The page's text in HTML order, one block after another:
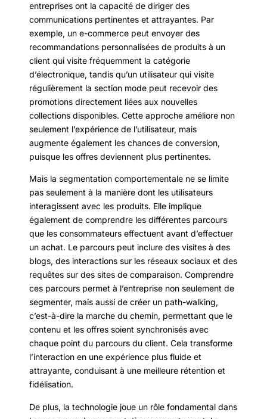
entreprises ont la capacité de diriger des
communications pertinentes et attrayantes. Par
exemple, un e-commerce peut envoyer des
recommandations personnalisées de produits à un
client qui visite fréquemment la catégorie
d’électronique, tandis qu’un utilisateur qui visite
régulièrement la section mode peut recevoir des
promotions directement liées aux nouvelles
collections disponibles. Cette approche améliore non
seulement l’expérience de l’utilisateur, mais
augmente également les chances de conversion,
puisque les offres deviennent plus pertinentes.
Mais la segmentation comportementale ne se limite
pas seulement à la manière dont les utilisateurs
interagissent avec les produits. Elle implique
également de comprendre les différentes parcours
que les consommateurs effectuent avant d’effectuer
un achat. Le parcours peut inclure des visites à des
blogs, des interactions sur les réseaux sociaux et des
requêtes sur des sites de comparaison. Comprendre
ces parcours permet à l’entreprise non seulement de
segmenter, mais aussi de créer un path-walking,
c’est-à-dire la marche du chemin, permettant que le
contenu et les offres soient synchronisés avec
chaque point du parcours du client. Cela transforme
l’interaction en une expérience plus fluide et
attrayante, conduisant à une meilleure rétention et
fidélisation.
De plus, la technologie joue un rôle fondamental dans